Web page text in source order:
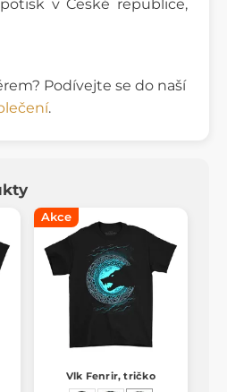
v České republice,
Podívejte se do naší
.
Akce
Vlk Fenrir, tričko